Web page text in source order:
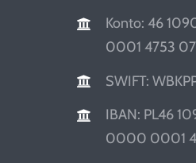
Konto: 46
0001 4753
SWIFT:
IBAN: PL46
0000 0001